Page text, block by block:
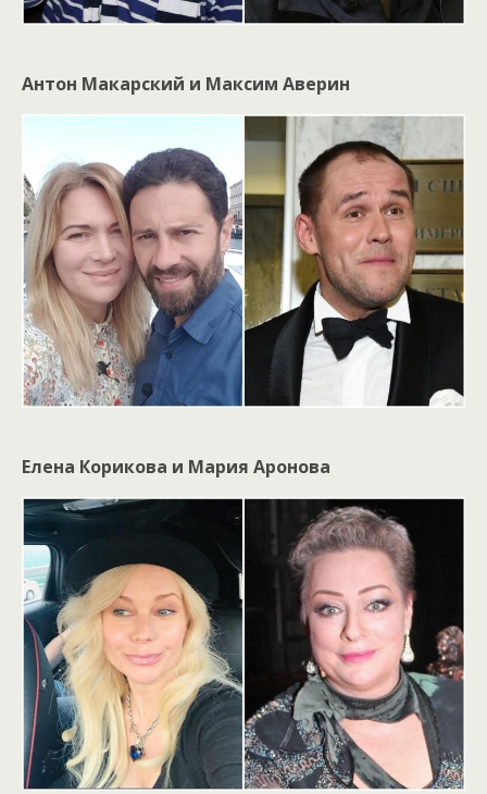
Антон Макарский и Максим Аверин
Елена Корикова и Мария Аронова